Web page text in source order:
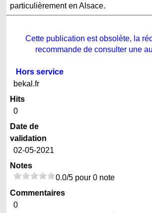
particulièrement en Alsace.
Cette publication est obsolète, la
recommande de consulter une
Hors service
bekal.fr
Hits
0
Date de
validation
02-05-2021
Notes
0.0/5 pour 0 note
Commentaires
0